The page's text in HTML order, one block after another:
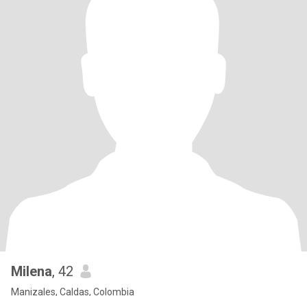
Milena, 42
Manizales, Caldas, Colombia